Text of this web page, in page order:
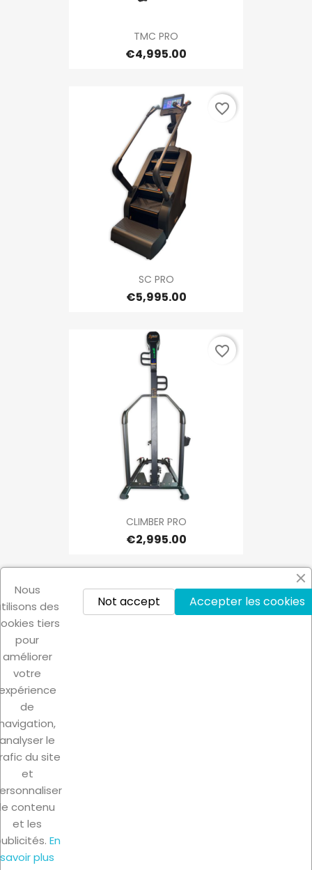
TMC PRO
€4,995.00
SC PRO
€5,995.00
favorite_border
CLIMBER PRO
€2,995.00
favorite_border
Showing 1-3 of 3 item(s)
PRODUCTS
OUR COMPANY
YOUR ACCOUNT
STORE INFORMATION
Nous
des
tiers
pour
améliorer
votre
de
analyser le
du site
et
le contenu
et les
En
savoir plus
Accepter les cookies
Not accept